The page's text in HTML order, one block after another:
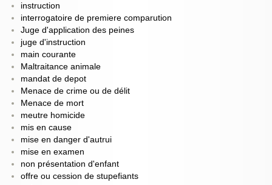
instruction
interrogatoire de premiere comparution
Juge d'application des peines
juge d'instruction
main courante
Maltraitance animale
mandat de depot
Menace de crime ou de délit
Menace de mort
meutre homicide
mis en cause
mise en danger d'autrui
mise en examen
non présentation d'enfant
offre ou cession de stupefiants